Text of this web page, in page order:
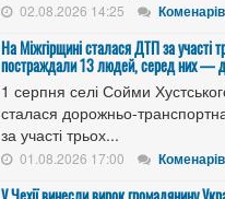
02.08.2026 14:25
На Міжгірщині сталася ДТП за участі
постраждали 13 людей, серед них —
1 серпня селі Сойми
сталася дорожньо-
за участі трьох...
01.08.2026 17:00